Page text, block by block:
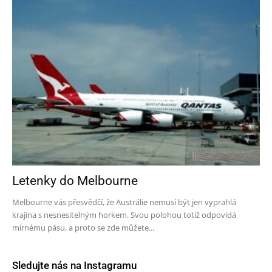
Letenky do Melbourne
Melbourne vás přesvědčí, že Austrálie nemusí být jen vyprahlá
krajina s nesnesitelným horkem. Svou polohou totiž odpovídá
mírnému pásu, a proto se zde můžete...
Sledujte nás na Instagramu